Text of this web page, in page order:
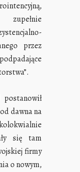
przez
dawna na
się tam
firmy
o nowym,